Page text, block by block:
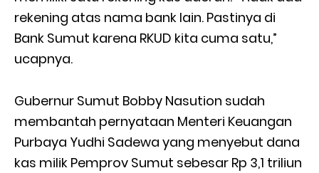
rekening atas nama bank lain. Pastinya di
Bank Sumut karena RKUD kita cuma satu,”
ucapnya.
Gubernur Sumut Bobby Nasution sudah
membantah pernyataan Menteri Keuangan
Purbaya Yudhi Sadewa yang menyebut dana
kas milik Pemprov Sumut sebesar Rp 3,1 triliun